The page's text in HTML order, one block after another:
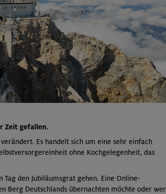
Zeit gefallen.
Es handelt sich um eine sehr einfach
ohne Kochgelegenheit, das
den Jubiläumsgrat gehen. Eine Online-
Berg Deutschlands übernachten möchte oder wer